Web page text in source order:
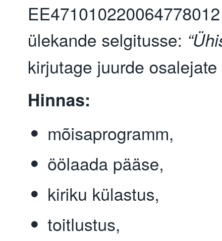
ülekande selgitusse:
kirjutage juurde
Hinnas:
mõisaprogramm,
öölaada pääse,
kiriku külastus,
toitlustus,